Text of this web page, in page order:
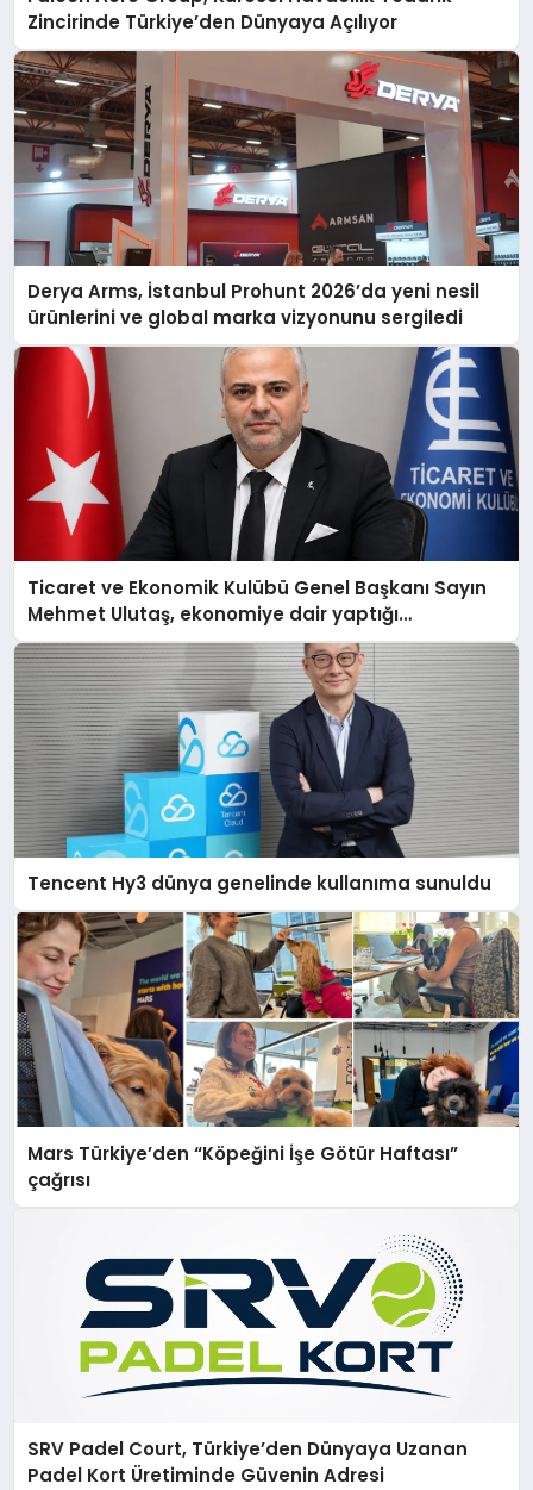
Zincirinde Türkiye’den Dünyaya Açılıyor
Derya Arms, İstanbul Prohunt 2026’da yeni nesil
ürünlerini ve global marka vizyonunu sergiledi
Ticaret ve Ekonomik Kulübü Genel Başkanı Sayın
Mehmet Ulutaş, ekonomiye dair yaptığı
açıklamada şunları kaydetti:
Tencent Hy3 dünya genelinde kullanıma sunuldu
Mars Türkiye’den “Köpeğini İşe Götür Haftası”
çağrısı
SRV Padel Court, Türkiye’den Dünyaya Uzanan
Padel Kort Üretiminde Güvenin Adresi